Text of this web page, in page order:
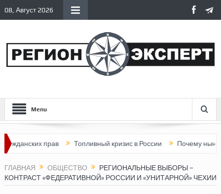
08, Август 2026
Menu
прав Топливный кризис в России Почему нынешняя
ГЛАВНАЯ ОБЩЕСТВО
РЕГИОНАЛЬНЫЕ ВЫБОРЫ –
КОНТРАСТ «ФЕДЕРАТИВНОЙ» РОССИИ И «УНИТАРНОЙ» ЧЕХИИ